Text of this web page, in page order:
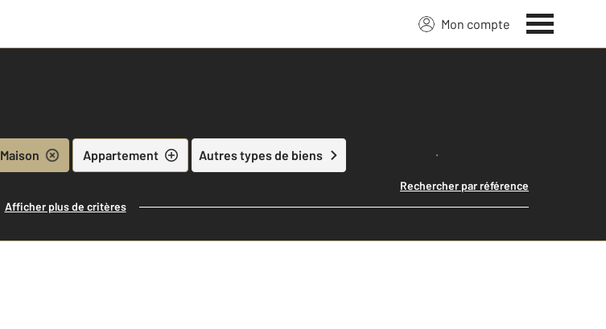
Mon compte
Maison Appartement Autres types de biens Lancer ma recherche
Rechercher par référence
Afficher plus de critères